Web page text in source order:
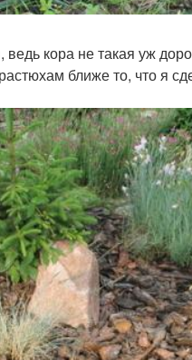
ведь кора не такая уж
ближе то, что я